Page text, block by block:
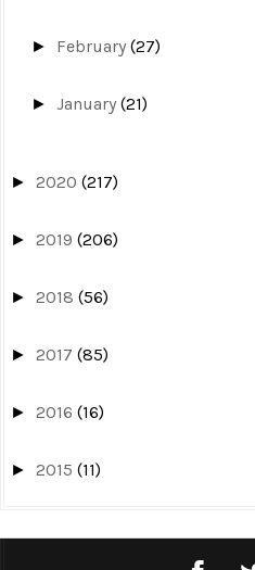
► February(27)
►January(21)
► 2020 (217)
► 2019 (206)
► 2018 (56)
► 2017 (85)
► 2016 (16)
► 2015 (11)